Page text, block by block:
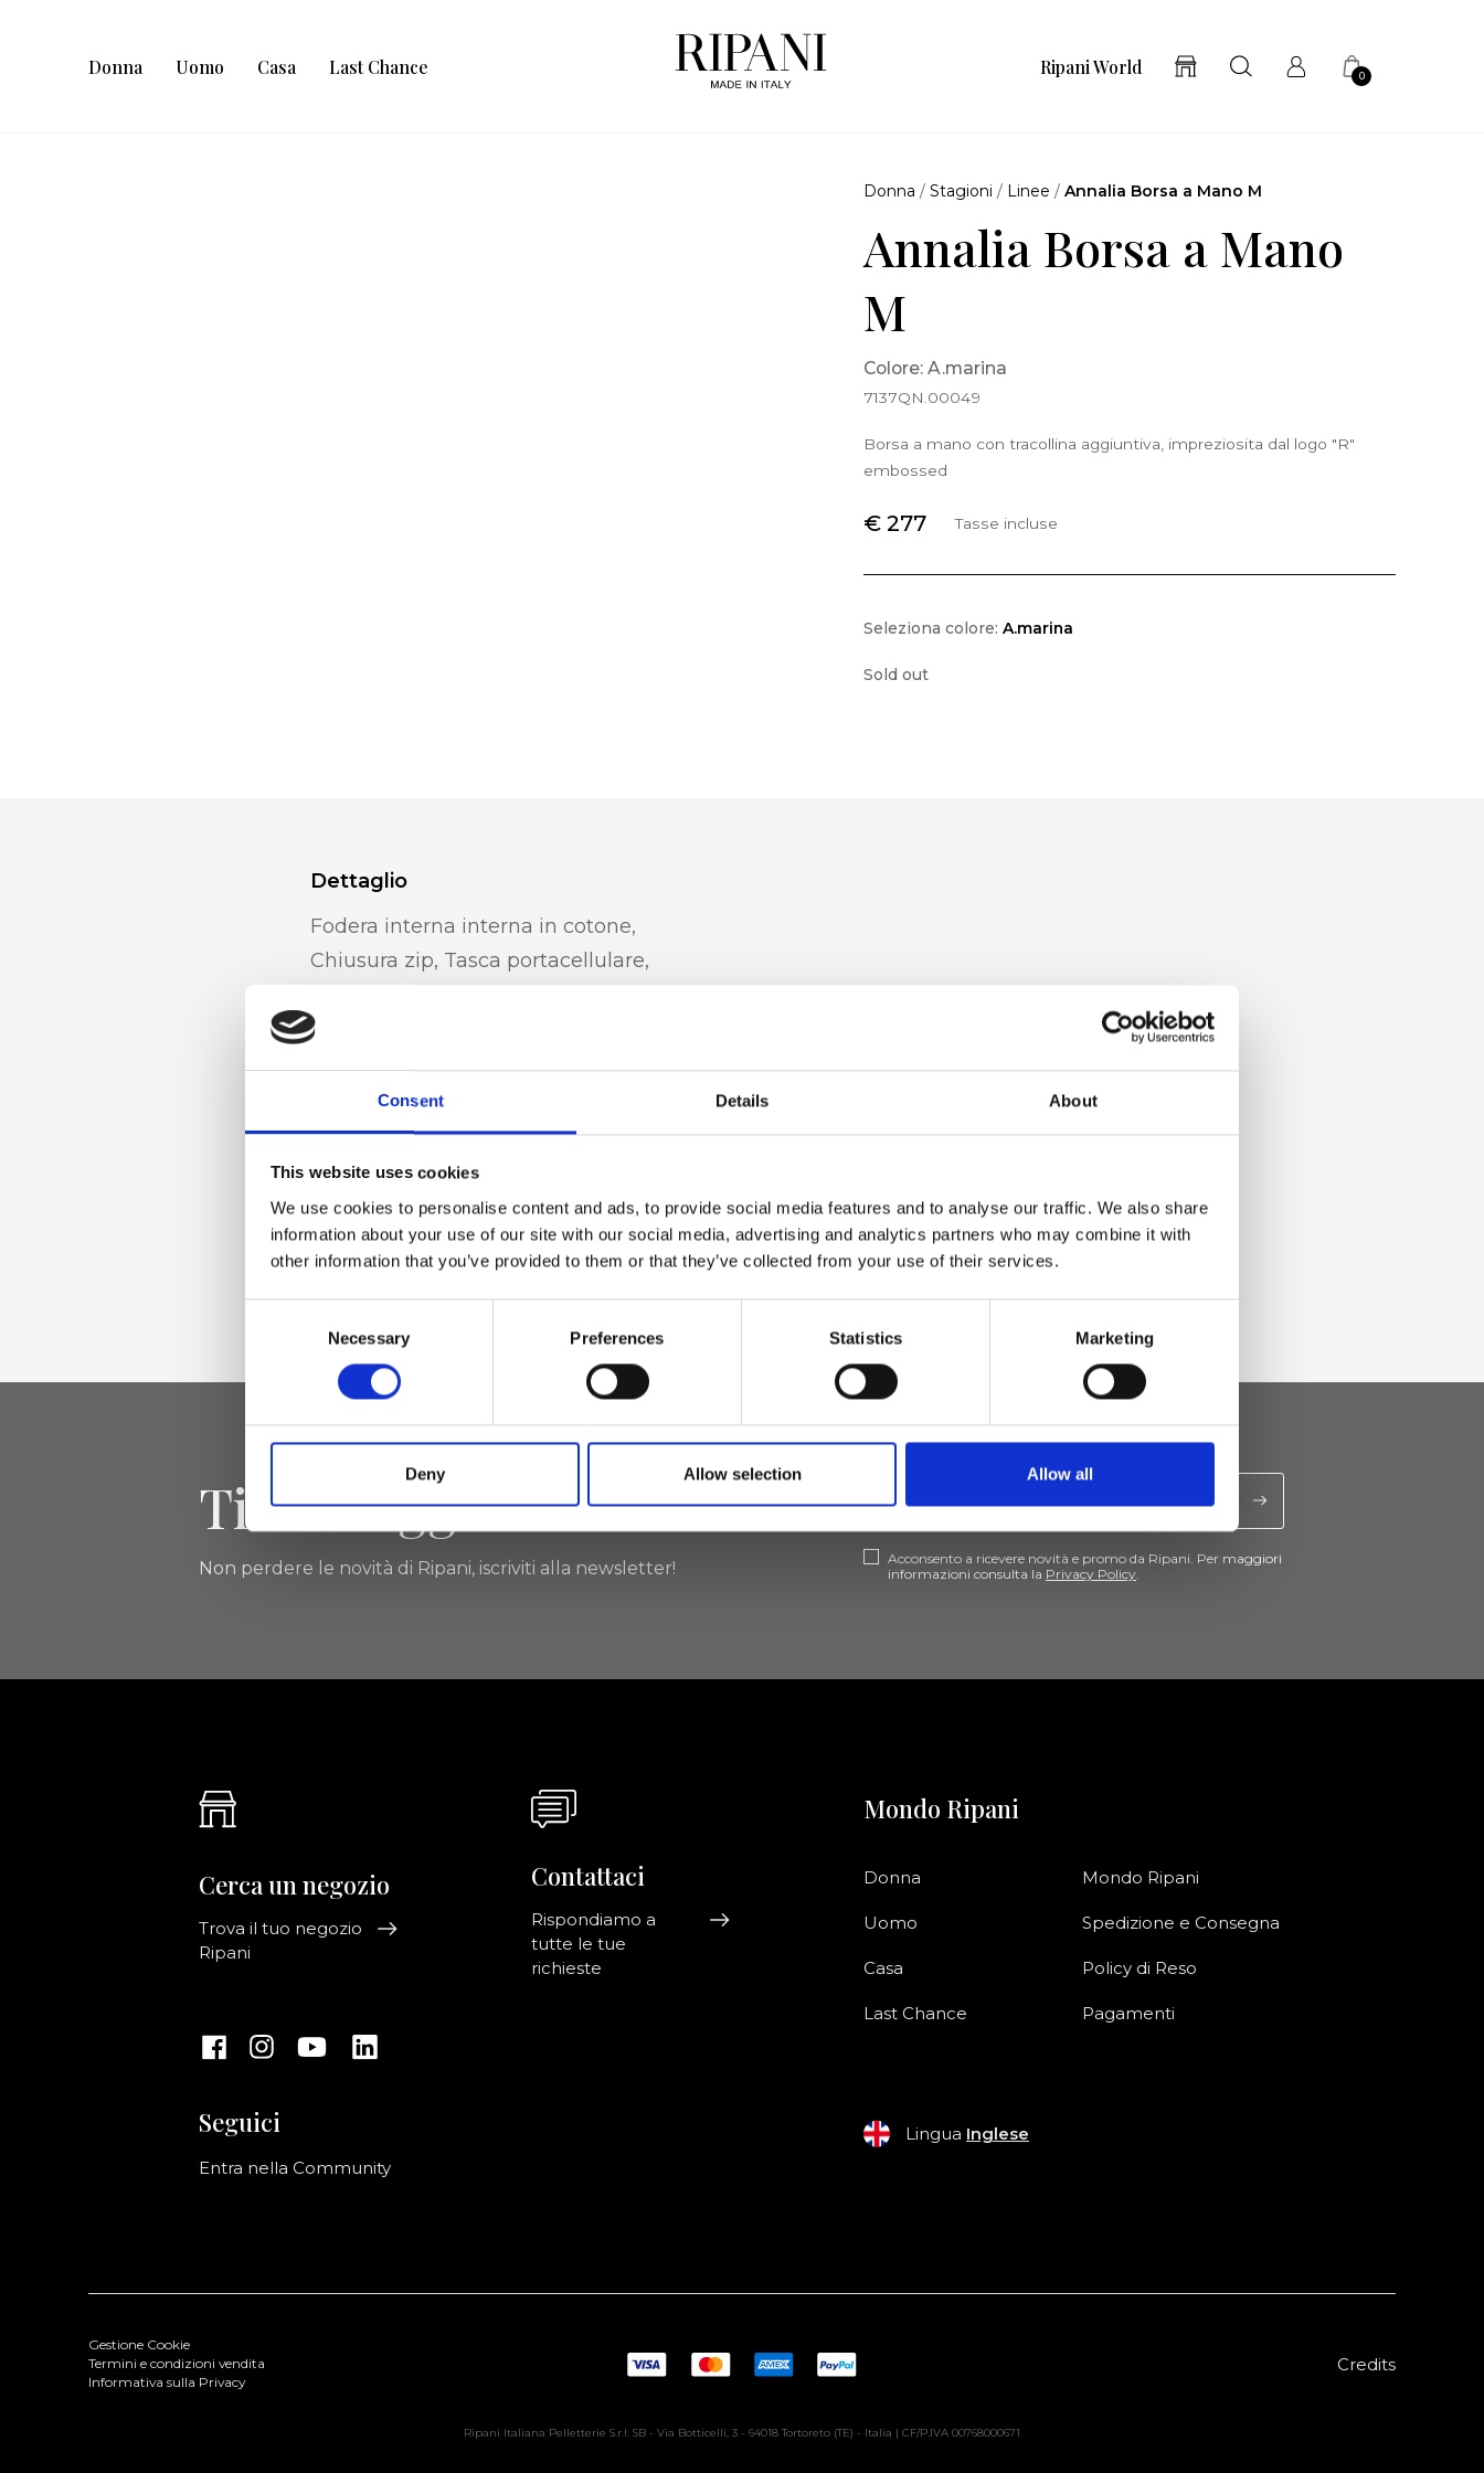
Consent Details About
This website uses cookies
We use cookies to personalise content and ads, to provide social media features and to analyse our traffic. We also share
information about your use of our site with our social media, advertising and analytics partners who may combine it with
other information that you’ve provided to them or that they’ve collected from your use of their services.
Necessary Preferences Statistics Marketing
Deny Allow selection Allow all
Donna Uomo Casa Last Chance Ripani World 0
Donna /Stagioni / Linee /Annalia Borsa a Mano M
Annalia Borsa a Mano
M
Colore: A.marina
7137QN.00049
Borsa a mano con tracollina aggiuntiva, impreziosita dal logo "R"
embossed
€ 277 Tasse incluse
Seleziona colore:A.marina
Sold out
Dettaglio
Fodera interna interna in cotone,
Chiusura zip, Tasca portacellulare,
Vera pelle effetto Nappalack,
accessori oro chiaro
Dimensione
24 x 9 x 16 cm (l x a x p)
Tieniti aggiornato
Non perdere le novità di Ripani, iscriviti alla newsletter!
Acconsento a ricevere novità e promo da Ripani. Per maggiori
informazioni consulta la Privacy Policy
Cerca un negozio
Trova il tuo negozio
Ripani
Seguici
Entra nella Community
Contattaci
Rispondiamo a
tutte le tue
richieste
Mondo Ripani
Donna
Uomo
Casa
Last Chance
Mondo Ripani
Spedizione e Consegna
Policy di Reso
Pagamenti
Lingua Inglese
Gestione Cookie
Termini e condizioni vendita
Informativa sulla Privacy
Credits
Ripani Italiana Pelletterie S.r.l. SB - Via Botticelli, 3 - 64018 Tortoreto (TE) - Italia | CF/P.IVA 00768000671